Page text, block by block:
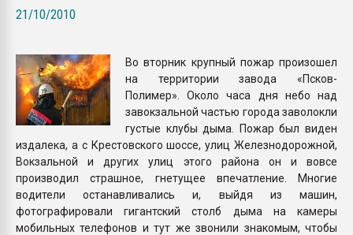
ПЕРЕЙТИ НА
21/10/2010
Во вторник крупный пожар произошел
на территории завода «Псков-
Полимер». Около часа дня небо над
завокзальной частью города заволокли
густые клубы дыма. Пожар был виден
издалека, а с Крестовского шоссе, улиц Железнодорожной,
Вокзальной и других улиц этого района он и вовсе
производил страшное, гнетущее впечатление. Многие
водители останавливались и, выйдя из машин,
фотографировали гигантский столб дыма на камеры
мобильных телефонов и тут же звонили знакомым, чтобы